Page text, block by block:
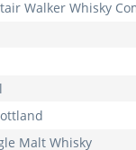
Walker Whisky
Malt Whisky